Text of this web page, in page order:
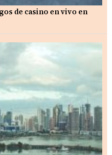
de casino en vivo en